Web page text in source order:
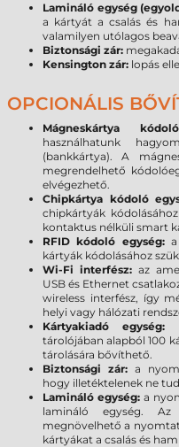
Lamináló egység
a kártyát a csalás és
valamilyen utólagos
Biztonsági zár:
Kensington zár: lopás
OPCIONÁLIS
Mágneskártya
használhatunk
(bankkártya). A
megrendelhető
elvégezhető.
Chipkártya kódoló
chipkártyák
kontaktus nélküli smart
RFID kódoló egység:
kártyák kódolásához
Wi-Fi interfész:az
USB és Ethernet
wireless interfész, így
helyi vagy hálózati
Kártyakiadó egység:
tárolójában alapból 100
tárolására bővíthető.
Biztonsági zár: a
hogy illetéktelenek ne
Lamináló egység: a
lamináló egység. Az
megnövelhető a
kártyákat a csalás és